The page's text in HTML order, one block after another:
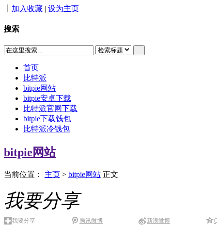
加入收藏 | 设为主页
搜索
首页
比特派
bitpie网站
bitpie安卓下载
比特派官网下载
bitpie下载钱包
比特派冷钱包
bitpie网站
当前位置： 主页 > bitpie网站 正文
我要分享
我要分享 腾讯微博 新浪微博